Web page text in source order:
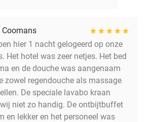
Coomans
hier 1 nacht gelogeerd op onze
Het hotel was zeer netjes. Het bed
en de douche was aangenaam
zowel regendouche als massage
De speciale lavabo kraan
niet zo handig. De ontbijtbuffet
en lekker en het personeel was